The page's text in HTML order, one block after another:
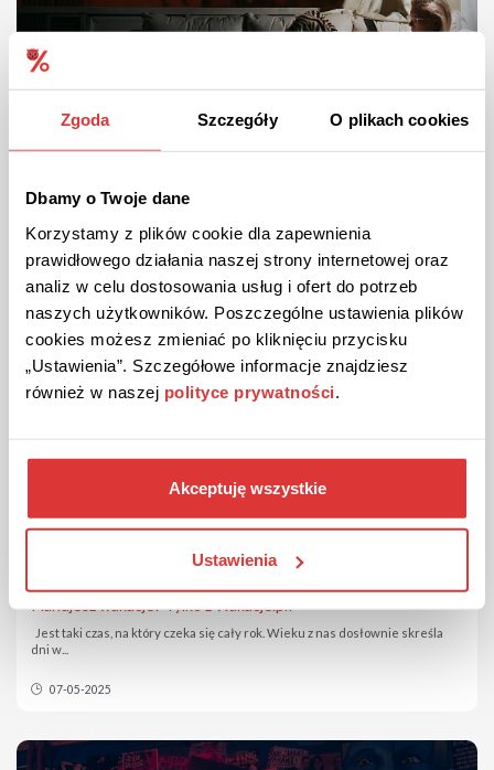
Zgoda Szczegóły O plikach cookies
Dbamy o Twoje dane
Korzystamy z plików cookie dla zapewnienia
prawidłowego działania naszej strony internetowej oraz
analiz w celu dostosowania usług i ofert do potrzeb
naszych użytkowników. Poszczególne ustawienia plików
cookies możesz zmieniać po kliknięciu przycisku
„Ustawienia”. Szczegółowe informacje znajdziesz
również w naszej polityce prywatności
Akceptuję wszystkie
Ustawienia
Planujesz wakacje? Tylko z Wakacje.pl!
Jest taki czas, na który czeka się cały rok. Wieku z nas dosłownie skreśla
dni w...
07-05-2025